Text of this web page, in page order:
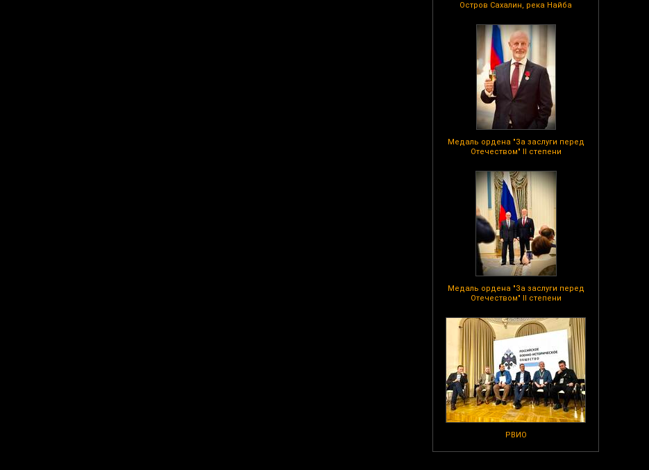
Остров Сахалин, река Найба
Медаль ордена "За заслуги перед
Отечеством" II степени
Медаль ордена "За заслуги перед
Отечеством" II степени
РВИО